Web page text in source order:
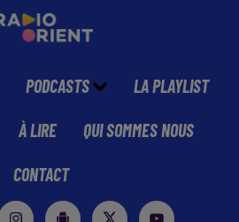
PODCASTS LA PLAYLIST
À LIRE QUI SOMMES NOUS
CONTACT